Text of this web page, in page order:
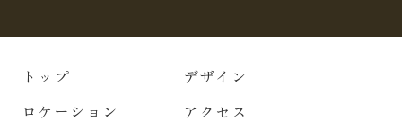
トップ
デザイン
ロケーション
アクセス